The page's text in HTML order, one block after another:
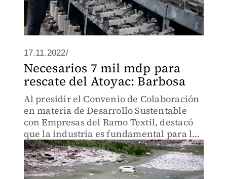
17.11.2022/
Necesarios 7 mil mdp para
rescate del Atoyac: Barbosa
Al presidir el Convenio de Colaboración
en materia de Desarrollo Sustentable
con Empresas del Ramo Textil, destacó
que la industria es fundamental para la
economía.